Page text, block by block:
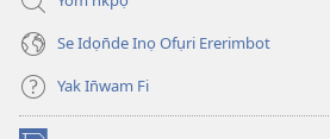
Se Idọn̄de Inọ Ofụri Ererimbot
Yak In̄wam Fi